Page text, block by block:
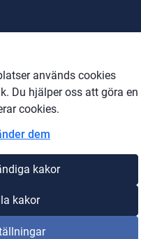
används cookies
Du hjälper oss att göra en
cookies.
dem
kakor
kakor